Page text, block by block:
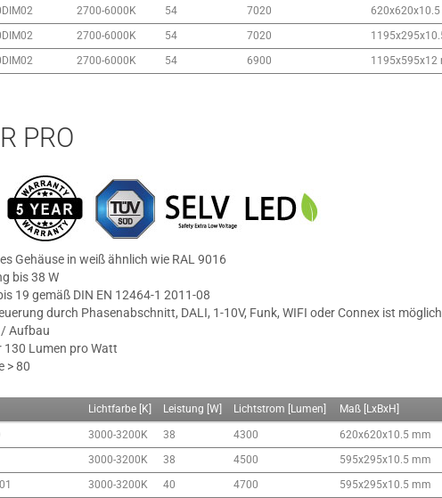
2700-6000K 54 7020
2700-6000K 54 7020
2700-6000K 54 6900 1195x595x12
PRO
Gehäuse in weiß ähnlich wie RAL 9016
bis 38 W
19 gemäß DIN EN 12464-1 2011-08
durch Phasenabschnitt, DALI, 1-10V, Funk, WIFI oder Connex ist möglich
Aufbau
Lumen pro Watt
> 80
Lichtfarbe [K] Leistung [W] Lichtstrom [Lumen] Maß [LxBxH]
3000-3200K 38 4300 620x620x10.5 mm
3000-3200K 38 4500 595x295x10.5 mm
3000-3200K 40 4700 595x295x10.5 mm